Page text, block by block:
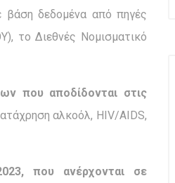
βάση δεδομένα από πηγές
το Διεθνές Νομισματικό
που αποδίδονται στις
αλκοόλ, HIV/AIDS,
που ανέρχονται σε